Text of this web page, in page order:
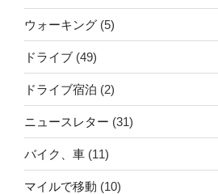
ウォーキング (5)
ドライブ (49)
ドライブ宿泊 (2)
ニュースレター (31)
バイク、車 (11)
マイルで移動 (10)